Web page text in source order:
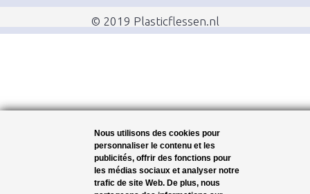
© 2019 Plasticflessen.nl
Nous utilisons des cookies pour
personnaliser le contenu et les
publicités, offrir des fonctions pour
les médias sociaux et analyser notre
trafic de site Web. De plus, nous